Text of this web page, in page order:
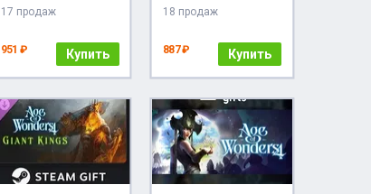
17 продаж
951 ₽ Купить
AUTO RU+МИР
18 продаж
887 ₽ Купить